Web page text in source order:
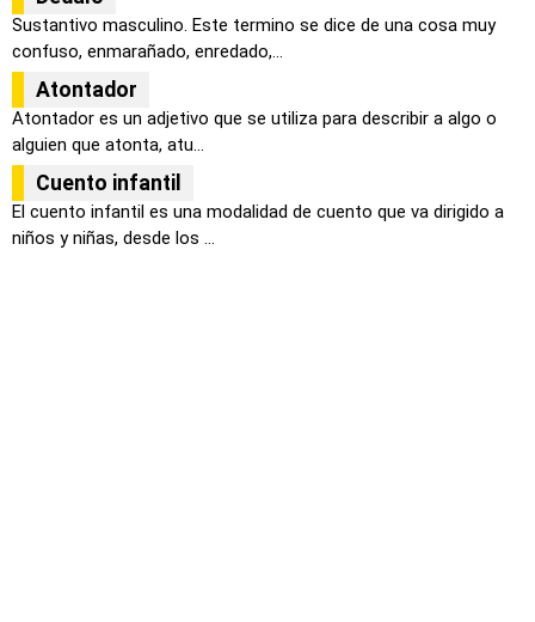
Sustantivo masculino. Este termino se dice de una cosa muy
confuso, enmarañado, enredado,...
Atontador
Atontador es un adjetivo que se utiliza para describir a algo o
alguien que atonta, atu...
Cuento infantil
El cuento infantil es una modalidad de cuento que va dirigido a
niños y niñas, desde los ...